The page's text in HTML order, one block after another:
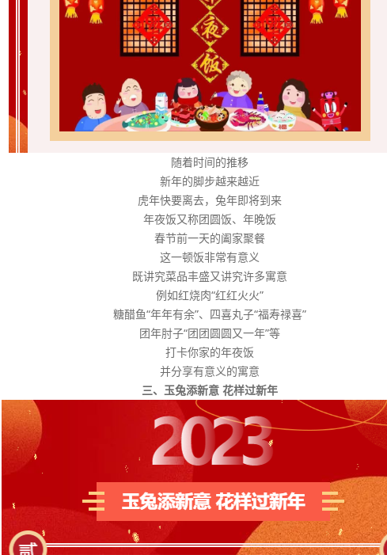
随着时间的推移
新年的脚步越来越近
虎年快要离去，兔年即将到来
年夜饭又称团圆饭、年晚饭
春节前一天的阖家聚餐
这一顿饭非常有意义
既讲究菜品丰盛又讲究许多寓意
例如红烧肉“红红火火”
糖醋鱼“年年有余”、四喜丸子“福寿禄喜”
团年肘子“团团圆圆又一年”等
打卡你家的年夜饭
并分享有意义的寓意
三、玉兔添新意 花样过新年